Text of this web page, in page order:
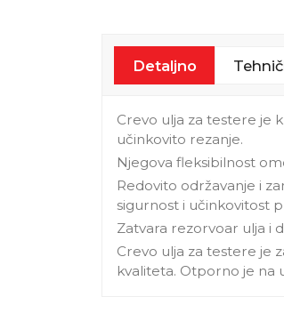
Detaljno
Crevo ulja za testere je
učinkovito rezanje.
Njegova fleksibilnost
Redovito održavanje i
sigurnost i učinkovitost
Zatvara rezorvoar ulja i
Crevo ulja za testere je
kvaliteta. Otporno je na